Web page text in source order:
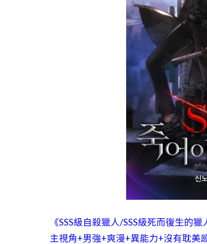
《SSS級自殺獵人/SSS級死而復生的
主視角+男強+爽漫+異能力+沒有耽美